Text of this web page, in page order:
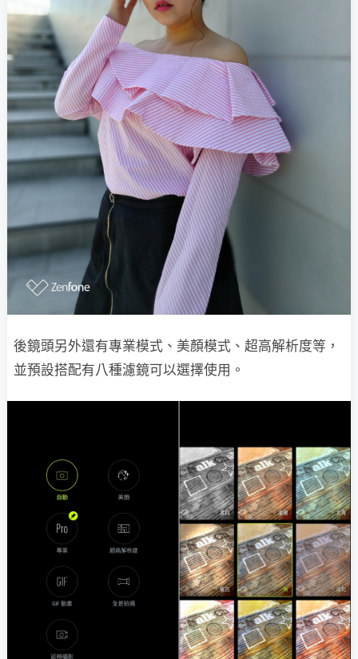
後鏡頭另外還有專業模式、美顏模式、超高解析度等，
並預設搭配有八種濾鏡可以選擇使用。